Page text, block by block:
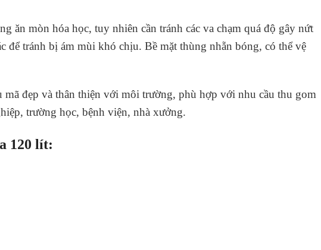
ăn mòn hóa học, tuy nhiên cần tránh các va chạm quá độ gây nứt
để tránh bị ám mùi khó chịu. Bề mặt thùng nhẵn bóng, có thể vệ
mã đẹp và thân thiện với môi trường, phù hợp với nhu cầu thu gom
trường học, bệnh viện, nhà xưởng.
120 lít: